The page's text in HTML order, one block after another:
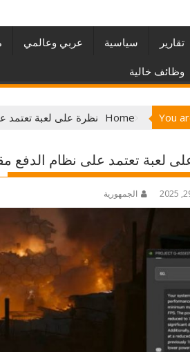
تقارير سياسية عربي وعالمي
وظائف خالية
You
Home نظرة على لعبة تعتمد
لعبة تعتمد على نظام الدفع
الجمهورية